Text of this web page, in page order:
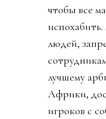
чтобы все
людей,
лучшему
Африки,
игроков с